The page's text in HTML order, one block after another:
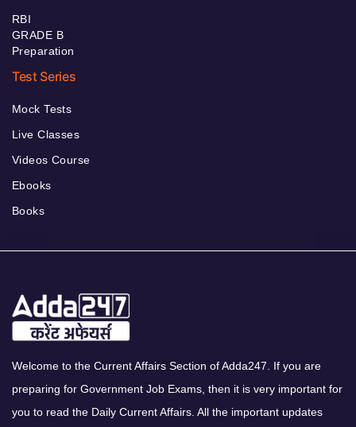
RBI
GRADE B
Preparation
Test Series
Mock Tests
Live Classes
Videos Course
Ebooks
Books
Welcome to the Current Affairs Section of Adda247. If you are
preparing for Government Job Exams, then it is very important for
you to read the Daily Current Affairs. All the important updates